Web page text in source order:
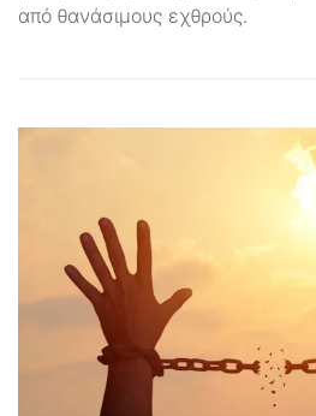
από θανάσιμους εχθρούς.